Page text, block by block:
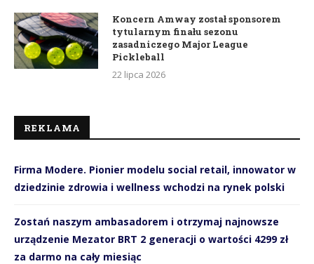
Koncern Amway został sponsorem
tytularnym finału sezonu
zasadniczego Major League
Pickleball
22 lipca 2026
REKLAMA
Firma Modere. Pionier modelu social retail, innowator w
dziedzinie zdrowia i wellness wchodzi na rynek polski
Zostań naszym ambasadorem i otrzymaj najnowsze
urządzenie Mezator BRT 2 generacji o wartości 4299 zł
za darmo na cały miesiąc